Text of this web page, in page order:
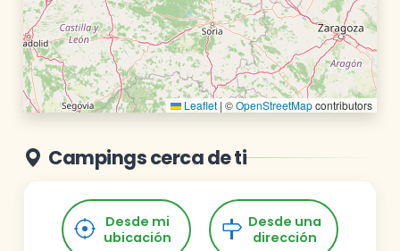
Leaflet | ©OpenStreetMapcontributors
Campings cerca de ti
Desde mi
ubicación
Desde una
dirección